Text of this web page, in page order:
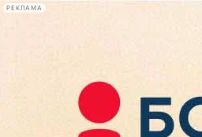
РЕКЛАМА
Сегодня:
2026.08.08
21:32